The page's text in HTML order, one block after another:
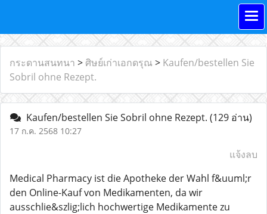
กระดานสนทนา > ศิษย์เก่าเอกดรุณ > Kaufen/bestellen Sie
Sobril ohne Rezept.
Kaufen/bestellen Sie Sobril ohne Rezept. (129 อ่าน)
17 ก.ค. 2568 10:27
แจ้งลบ
Medical Pharmacy ist die Apotheke der Wahl f&uuml;r
den Online-Kauf von Medikamenten, da wir
ausschlie&szlig;lich hochwertige Medikamente zu